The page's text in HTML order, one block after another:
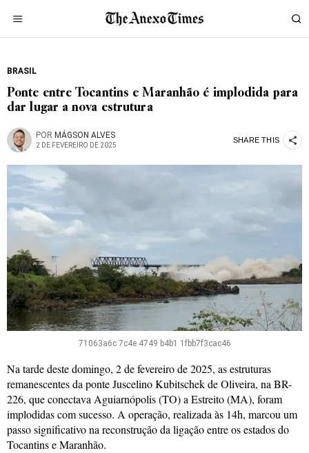
BRASIL
Ponte entre Tocantins e Maranhão é implodida para
dar lugar a nova estrutura
POR MÁGSON ALVES
2 DE FEVEREIRO DE 2025
SHARE THIS
71063a6c 7c4e 4749 b4b1 1fbb7f3cac46
Na tarde deste domingo, 2 de fevereiro de 2025, as estruturas
remanescentes da ponte Juscelino Kubitschek de Oliveira, na BR-
226, que conectava Aguiarnópolis (TO) a Estreito (MA), foram
implodidas com sucesso. A operação, realizada às 14h, marcou um
passo significativo na reconstrução da ligação entre os estados do
Tocantins e Maranhão.